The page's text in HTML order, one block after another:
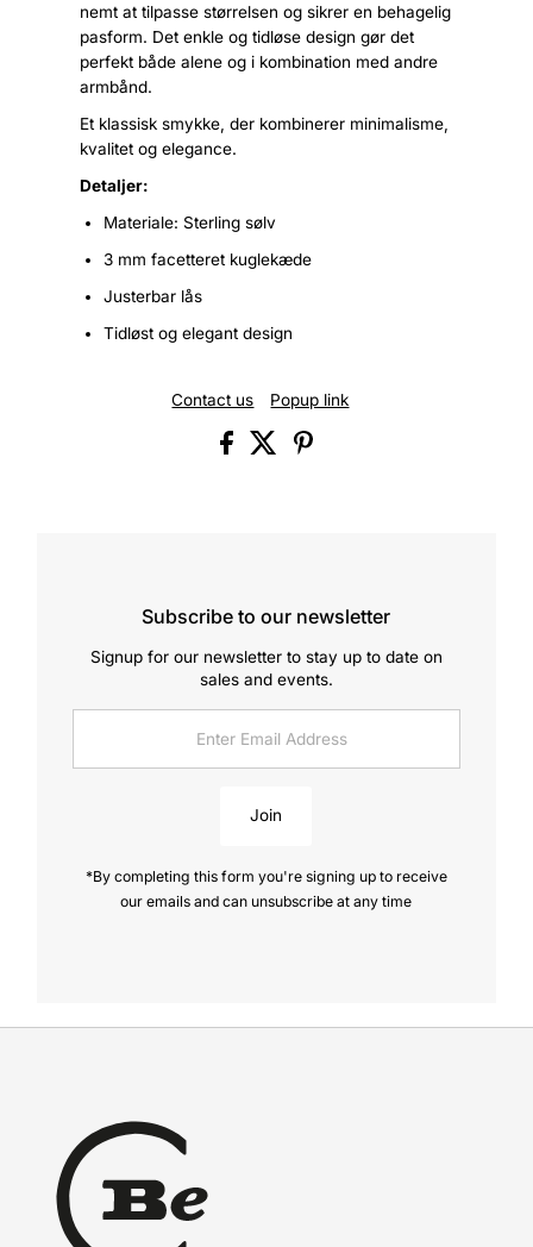
nemt at tilpasse størrelsen og sikrer en behagelig
pasform. Det enkle og tidløse design gør det
perfekt både alene og i kombination med andre
armbånd.
Et klassisk smykke, der kombinerer minimalisme,
kvalitet og elegance.
Detaljer:
Materiale: Sterling sølv
3 mm facetteret kuglekæde
Justerbar lås
Tidløst og elegant design
Contact us Popup link
Subscribe to our newsletter
Signup for our newsletter to stay up to date on
sales and events.
Address
Join
*By completing this form you're signing up to receive
our emails and can unsubscribe at any time